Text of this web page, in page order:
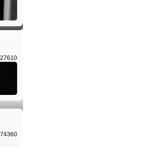
成
27610
74360